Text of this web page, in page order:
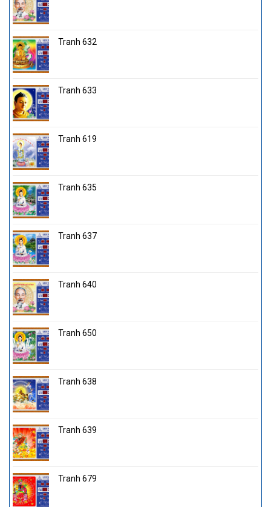
Tranh 632
Tranh 633
Tranh 619
Tranh 635
Tranh 637
Tranh 640
Tranh 650
Tranh 638
Tranh 639
Tranh 679